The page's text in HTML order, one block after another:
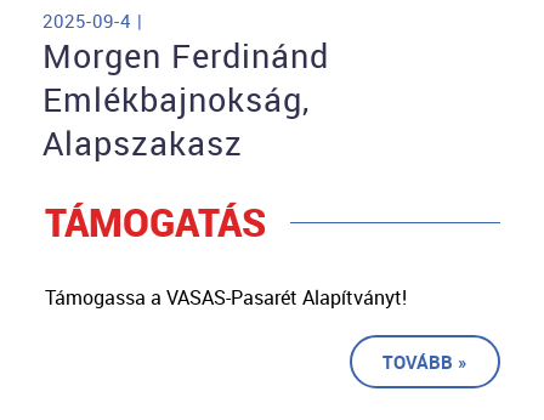
2025-09-4 |
Morgen Ferdinánd
Emlékbajnokság,
Alapszakasz
TÁMOGATÁS
Támogassa a VASAS-Pasarét Alapítványt!
TOVÁBB »